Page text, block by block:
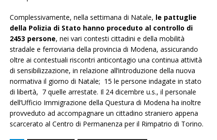
Complessivamente, nella settimana di Natale, le pattuglie
della Polizia di Stato hanno proceduto al controllo di
2453 persone, nei vari contesti cittadini e della mobilità
stradale e ferroviaria della provincia di Modena, assicurando
oltre ai contestuali riscontri anticontagio una continua attività
di sensibilizzazione, in relazione all’introduzione della nuova
normativa il giorno di Natale; 15 le persone indagate in stato
di libertà, 7 quelle arrestate. Il 24 dicembre u.s., il personale
dell’Ufficio Immigrazione della Questura di Modena ha inoltre
provveduto ad accompagnare un cittadino straniero appena
scarcerato al Centro di Permanenza per il Rimpatrio di Torino.